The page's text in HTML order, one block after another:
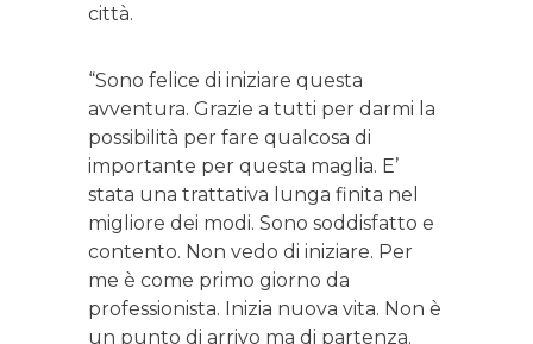
città.
“Sono felice di iniziare questa
avventura. Grazie a tutti per darmi la
possibilità per fare qualcosa di
importante per questa maglia. E’
stata una trattativa lunga finita nel
migliore dei modi. Sono soddisfatto e
contento. Non vedo di iniziare. Per
me è come primo giorno da
professionista. Inizia nuova vita. Non è
un punto di arrivo ma di partenza.